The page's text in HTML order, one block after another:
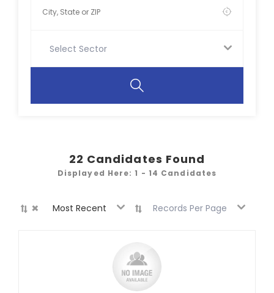
Select Sector
22 Candidates Found
Displayed Here: 1 - 14 Candidates
× Most Recent Records Per Page